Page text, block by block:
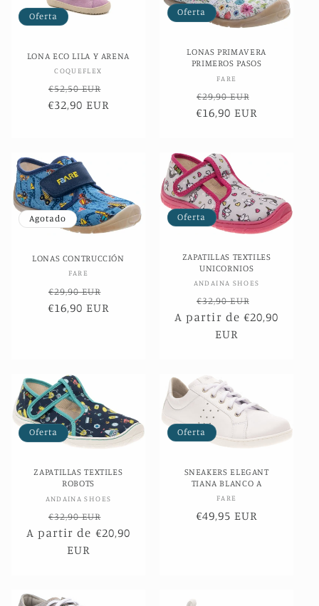
Oferta
LONA ECO LILA Y ARENA
Proveedor:
COQUEFLEX
Precio
habitual
€52,50 EUR
de
€32,90 EUR
Oferta
LONAS PRIMAVERA
PRIMEROS PASOS
Proveedor:
FARE
Precio
habitual
€29,90 EUR
€16,90 EUR
Agotado
LONAS CONTRUCCIÓN
Proveedor:
FARE
Precio
habitual
€29,90 EUR
€16,90 EUR
Oferta
ZAPATILLAS TEXTILES
UNICORNIOS
Proveedor:
ANDAINA SHOES
Precio
habitual
€32,90 EUR
de
A partir de €20,90
EUR
Oferta
ZAPATILLAS TEXTILES
ROBOTS
Proveedor:
ANDAINA SHOES
Precio
habitual
€32,90 EUR
de
A partir de €20,90
EUR
Oferta
SNEAKERS ELEGANT
TIANA BLANCO A
Proveedor:
FARE
Precio
€49,95 EUR